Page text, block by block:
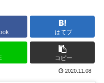
はてブ
コピー
2020.11.08